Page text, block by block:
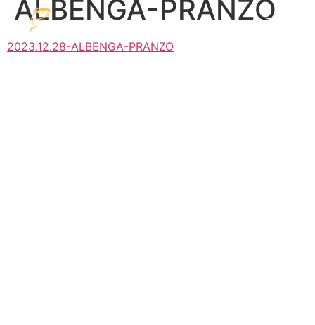
ALBENGA-PRANZO
2023.12.28-ALBENGA-PRANZO